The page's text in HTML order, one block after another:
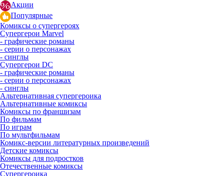
Акции
Популярные
Комиксы о супергероях
Супергерои Marvel
- графические романы
- серии о персонажах
- синглы
Супергерои DC
- графические романы
- серии о персонажах
- синглы
Альтернативная супергероика
Альтернативные комиксы
Комиксы по франшизам
По фильмам
По играм
По мультфильмам
Комикс-версии литературных произведений
Детские комиксы
Комиксы для подростков
Отечественные комиксы
Супергероика